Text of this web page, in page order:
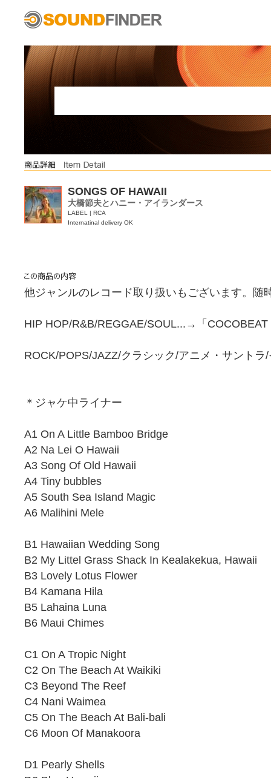
SONGS OF HAWAII
大橋節夫とハニー・アイランダース
LABEL | RCA
Internatinal delivery OK
他ジャンルのレコード取り扱いもございます。随
HIP HOP/R&B/REGGAE/SOUL...→「COCOBEAT
ROCK/POPS/JAZZ/クラシック/アニメ・サント
＊ジャケ中ライナー
A1 On A Little Bamboo Bridge
A2 Na Lei O Hawaii
A3 Song Of Old Hawaii
A4 Tiny bubbles
A5 South Sea Island Magic
A6 Malihini Mele
B1 Hawaiian Wedding Song
B2 My Littel Grass Shack In Kealakekua, Hawaii
B3 Lovely Lotus Flower
B4 Kamana Hila
B5 Lahaina Luna
B6 Maui Chimes
C1 On A Tropic Night
C2 On The Beach At Waikiki
C3 Beyond The Reef
C4 Nani Waimea
C5 On The Beach At Bali-bali
C6 Moon Of Manakoora
D1 Pearly Shells